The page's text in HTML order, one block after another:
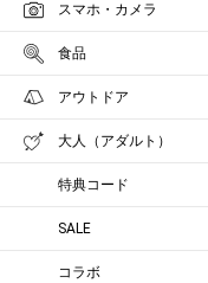
スマホ・カメラ
食品
アウトドア
大人（アダルト）
特典コード
SALE
コラボ